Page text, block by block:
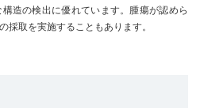
造の検出に優れています。腫瘍が認めら
採取を実施することもあります。